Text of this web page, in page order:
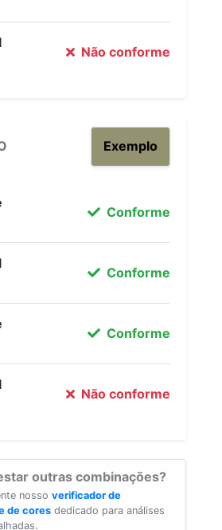
Não conforme
Exemplo
Conforme
Conforme
Conforme
Não conforme
outras combinações?
nosso verificador de
de cores dedicado para análises